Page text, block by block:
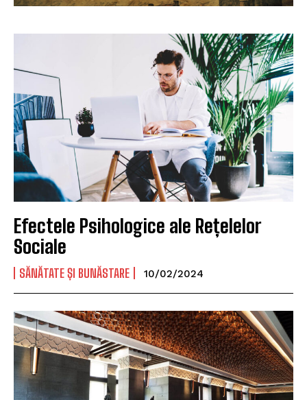
Efectele Psihologice ale Rețelelor
Sociale
SĂNĂTATE ȘI BUNĂSTARE 10/02/2024